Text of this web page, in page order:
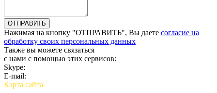
Нажимая на кнопку "ОТПРАВИТЬ", Вы даете согласие на
обработку своих персональных данных
Также вы можете связаться
с нами с помощью этих сервисов:
Skype:
E-mail:
Карта сайта